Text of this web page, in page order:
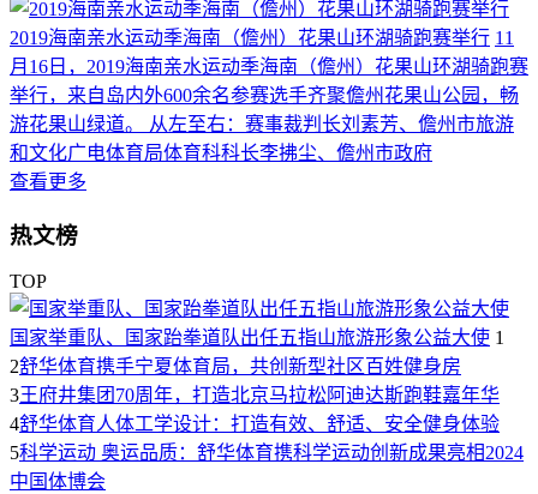
2019海南亲水运动季海南（儋州）花果山环湖骑跑赛举行 11
月16日，2019海南亲水运动季海南（儋州）花果山环湖骑跑赛
举行，来自岛内外600余名参赛选手齐聚儋州花果山公园，畅
游花果山绿道。 从左至右：赛事裁判长刘素芳、儋州市旅游
和文化广电体育局体育科科长李拂尘、儋州市政府
查看更多
热文榜
TOP
国家举重队、国家跆拳道队出任五指山旅游形象公益大使 1
2舒华体育携手宁夏体育局，共创新型社区百姓健身房
3王府井集团70周年，打造北京马拉松阿迪达斯跑鞋嘉年华
4舒华体育人体工学设计：打造有效、舒适、安全健身体验
5科学运动 奥运品质：舒华体育携科学运动创新成果亮相2024
中国体博会